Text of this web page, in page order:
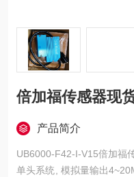
倍加福传感器现
产品简介
UB6000-F42-I-V15倍加福
单头系统, 模拟量输出